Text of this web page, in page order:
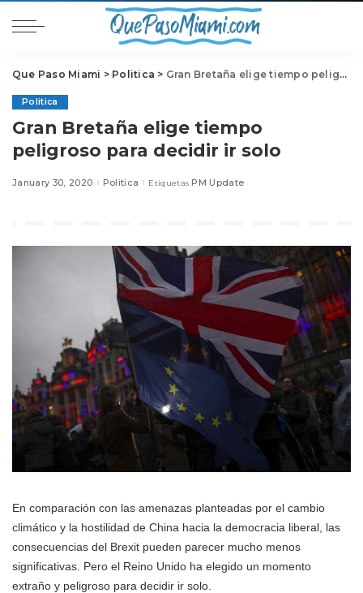
Que Paso Miami > Politica > Gran Bretaña elige tiempo peligroso para decidir ir solo
Politica
Gran Bretaña elige tiempo
peligroso para decidir ir solo
January 30, 2020 Politica Etiquetas PM Update
En comparación con las amenazas planteadas por el cambio
climático y la hostilidad de China hacia la democracia liberal, las
consecuencias del Brexit pueden parecer mucho menos
significativas. Pero el Reino Unido ha elegido un momento
extraño y peligroso para decidir ir solo.